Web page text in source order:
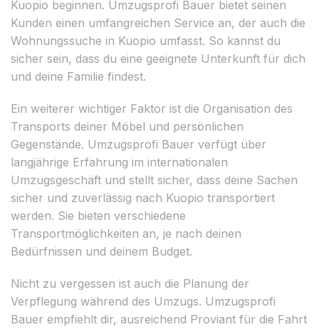
Kuopio beginnen. Umzugsprofi Bauer bietet seinen
Kunden einen umfangreichen Service an, der auch die
Wohnungssuche in Kuopio umfasst. So kannst du
sicher sein, dass du eine geeignete Unterkunft für dich
und deine Familie findest.
Ein weiterer wichtiger Faktor ist die Organisation des
Transports deiner Möbel und persönlichen
Gegenstände. Umzugsprofi Bauer verfügt über
langjährige Erfahrung im internationalen
Umzugsgeschäft und stellt sicher, dass deine Sachen
sicher und zuverlässig nach Kuopio transportiert
werden. Sie bieten verschiedene
Transportmöglichkeiten an, je nach deinen
Bedürfnissen und deinem Budget.
Nicht zu vergessen ist auch die Planung der
Verpflegung während des Umzugs. Umzugsprofi
Bauer empfiehlt dir, ausreichend Proviant für die Fahrt